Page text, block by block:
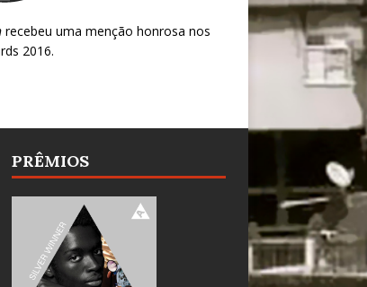
recebeu uma menção honrosa nos
2016.
PRÊMIOS